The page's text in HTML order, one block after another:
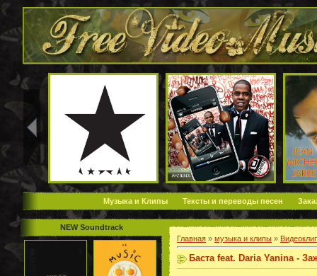
Музыка и Клипы Тексты и переводы песен
NEW Soundtrack
Главная » музыка и клипы »
Баста feat. Daria Yanina -